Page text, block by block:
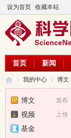
设为首页 收藏本站
首页 新闻
›
我的中心 博文
发布
博文
上传
视频
基金